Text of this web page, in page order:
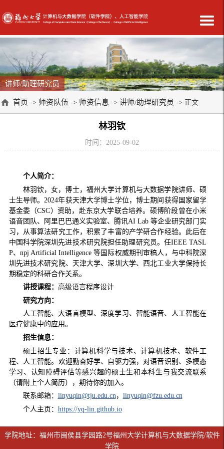
讲师/助理研究员
首页 -> 师资队伍 -> 师资信息 -> 讲师/助理研究员 -> 正文
林羽钦
时间：2025-09-02
个人简介：
林羽钦，女，博士，福州大学计算机与大数据学院讲师、硕
士生导师。2024年获天津大学博士学位，博士期间获得国家留学
基金委（CSC）资助，赴东京大学联合培养。硕博阶段曾在小米
语音团队、阿里巴巴通义实验室、腾讯AI Lab 等企业研究部门实
习，从事算法研究工作，积累了丰富的产学研合作经验。此后在
中国科学院深圳先进技术研究院担任助理研究员。任IEEE TASL
P、npj Artificial Intelligence 等国际权威期刊审稿人，与中科院深
圳先进技术研究院、天津大学、深圳大学、西北工业大学保持长
期稳定的科研合作关系。
讲授课程： 高级语言程序设计
研究方向：
人工智能、大语言模型、深度学习、智能语音、人工智能在
医疗健康中的应用。
招生信息：
硕士招生专业：计算机科学与技术、计算机技术、软件工
程、人工智能。欢迎勤奋好学、自驱力强，对语音识别、多模态
学习、认知障碍评估等感兴趣的硕士生和本科生与我交流联系
（请附上个人简历），期待你的加入。
联系邮箱： linyuqin@tju.edu.cn， linyuqin@fzu.edu.cn
个人主页： https://yq-lin.github.io
学院地址：福州市闽侯县学园路2号福州大学计算机与大数据学院/软件
学院